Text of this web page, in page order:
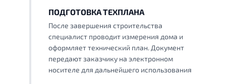
ПОДГОТОВКА ТЕХПЛАНА
После завершения строительства
специалист проводит измерения дома и
оформляет технический план. Документ
передают заказчику на электронном
носителе для дальнейшего использования